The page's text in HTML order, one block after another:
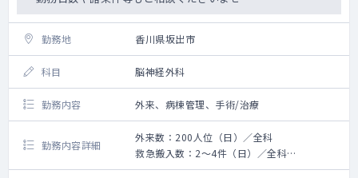
勤務地 香川県坂出市
科目 脳神経外科
勤務内容 外来、病棟管理、手術/治療
勤務内容詳細
外来数：200人位（日）／全科
救急搬入数：2～4件（日）／全科
手術症例数：15件位（月）